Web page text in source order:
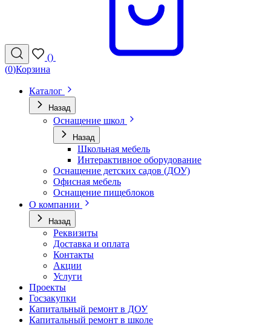
()
(0)Корзина
Каталог
Назад
Оснащение школ
Назад
Школьная мебель
Интерактивное оборудование
Оснащение детских садов (ДОУ)
Офисная мебель
Оснащение пищеблоков
О компании
Назад
Реквизиты
Доставка и оплата
Контакты
Акции
Услуги
Проекты
Госзакупки
Капитальный ремонт в ДОУ
Капитальный ремонт в школе